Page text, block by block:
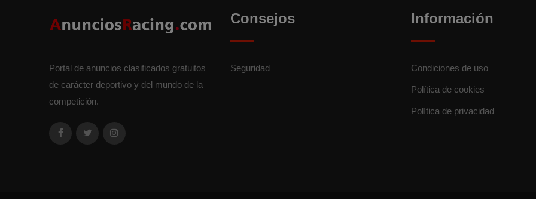
Portal de anuncios clasificados gratuitos
de carácter deportivo y del mundo de la
competición.
Consejos
Seguridad
Información
Condiciones de uso
Política de cookies
Política de privacidad